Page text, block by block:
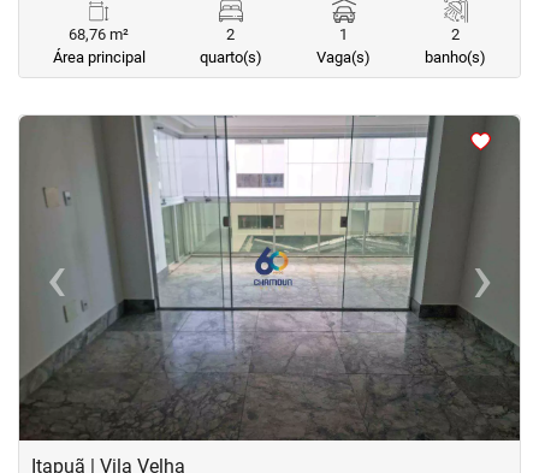
68,76 m²
Área principal
2
quarto(s)
1
Vaga(s)
2
banho(s)
<
‹Previous ›Next
Itapuã | Vila Velha